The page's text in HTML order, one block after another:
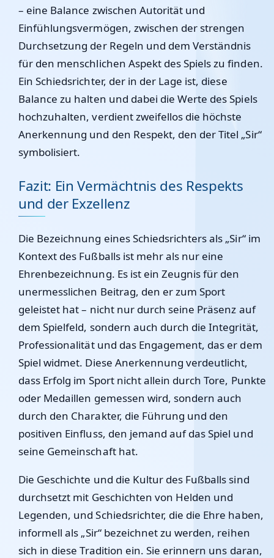
– eine Balance zwischen Autorität und
Einfühlungsvermögen, zwischen der strengen
Durchsetzung der Regeln und dem Verständnis
für den menschlichen Aspekt des Spiels zu finden.
Ein Schiedsrichter, der in der Lage ist, diese
Balance zu halten und dabei die Werte des Spiels
hochzuhalten, verdient zweifellos die höchste
Anerkennung und den Respekt, den der Titel „Sir“
symbolisiert.
Fazit: Ein Vermächtnis des Respekts
und der Exzellenz
Die Bezeichnung eines Schiedsrichters als „Sir“ im
Kontext des Fußballs ist mehr als nur eine
Ehrenbezeichnung. Es ist ein Zeugnis für den
unermesslichen Beitrag, den er zum Sport
geleistet hat – nicht nur durch seine Präsenz auf
dem Spielfeld, sondern auch durch die Integrität,
Professionalität und das Engagement, das er dem
Spiel widmet. Diese Anerkennung verdeutlicht,
dass Erfolg im Sport nicht allein durch Tore, Punkte
oder Medaillen gemessen wird, sondern auch
durch den Charakter, die Führung und den
positiven Einfluss, den jemand auf das Spiel und
seine Gemeinschaft hat.
Die Geschichte und die Kultur des Fußballs sind
durchsetzt mit Geschichten von Helden und
Legenden, und Schiedsrichter, die die Ehre haben,
informell als „Sir“ bezeichnet zu werden, reihen
sich in diese Tradition ein. Sie erinnern uns daran,